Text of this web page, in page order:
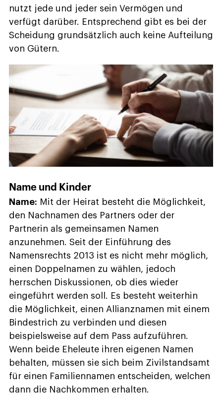
nutzt jede und jeder sein Vermögen und
verfügt darüber. Entsprechend gibt es bei der
Scheidung grundsätzlich auch keine Aufteilung
von Gütern.
Name und Kinder
Name: Mit der Heirat besteht die Möglichkeit,
den Nachnamen des Partners oder der
Partnerin als gemeinsamen Namen
anzunehmen. Seit der Einführung des
Namensrechts 2013 ist es nicht mehr möglich,
einen Doppelnamen zu wählen, jedoch
herrschen Diskussionen, ob dies wieder
eingeführt werden soll. Es besteht weiterhin
die Möglichkeit, einen Allianznamen mit einem
Bindestrich zu verbinden und diesen
beispielsweise auf dem Pass aufzuführen.
Wenn beide Eheleute ihren eigenen Namen
behalten, müssen sie sich beim Zivilstandsamt
für einen Familiennamen entscheiden, welchen
dann die Nachkommen erhalten.